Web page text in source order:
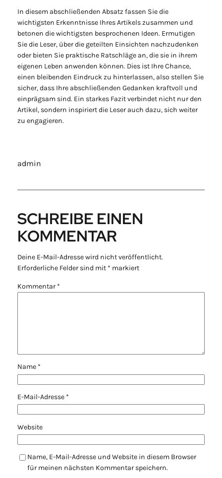
In diesem abschließenden Absatz fassen Sie die
wichtigsten Erkenntnisse Ihres Artikels zusammen und
betonen die wichtigsten besprochenen Ideen. Ermutigen
Sie die Leser, über die geteilten Einsichten nachzudenken
oder bieten Sie praktische Ratschläge an, die sie in ihrem
eigenen Leben anwenden können. Dies ist Ihre Chance,
einen bleibenden Eindruck zu hinterlassen, also stellen Sie
sicher, dass Ihre abschließenden Gedanken kraftvoll und
einprägsam sind. Ein starkes Fazit verbindet nicht nur den
Artikel, sondern inspiriert die Leser auch dazu, sich weiter
zu engagieren.
admin
SCHREIBE EINEN
KOMMENTAR
Deine E-Mail-Adresse wird nicht veröffentlicht.
Erforderliche Felder sind mit * markiert
Kommentar*
Name *
E-Mail-Adresse *
Website
Name, E-Mail-Adresse und Website in diesem Browser
für meinen nächsten Kommentar speichern.